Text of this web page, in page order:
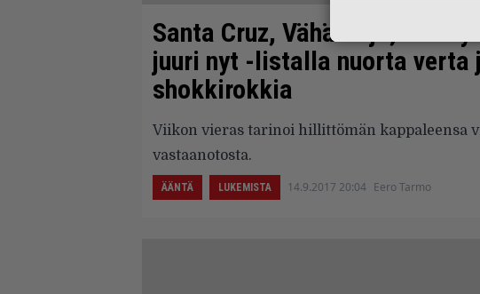
Santa Cruz, Vähäsarja,
juuri nyt -listalla nuorta verta
shokkirokkia
Viikon vieras tarinoi hillittömän kappaleensa
vastaanotosta.
ÄÄNTÄ LUKEMISTA 14.9.2017 20:04 Eero Tarmo